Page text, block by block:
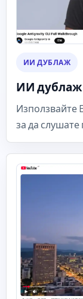
ИИ ДУБЛАЖ
ИИ дублаж
Използвайте
за да